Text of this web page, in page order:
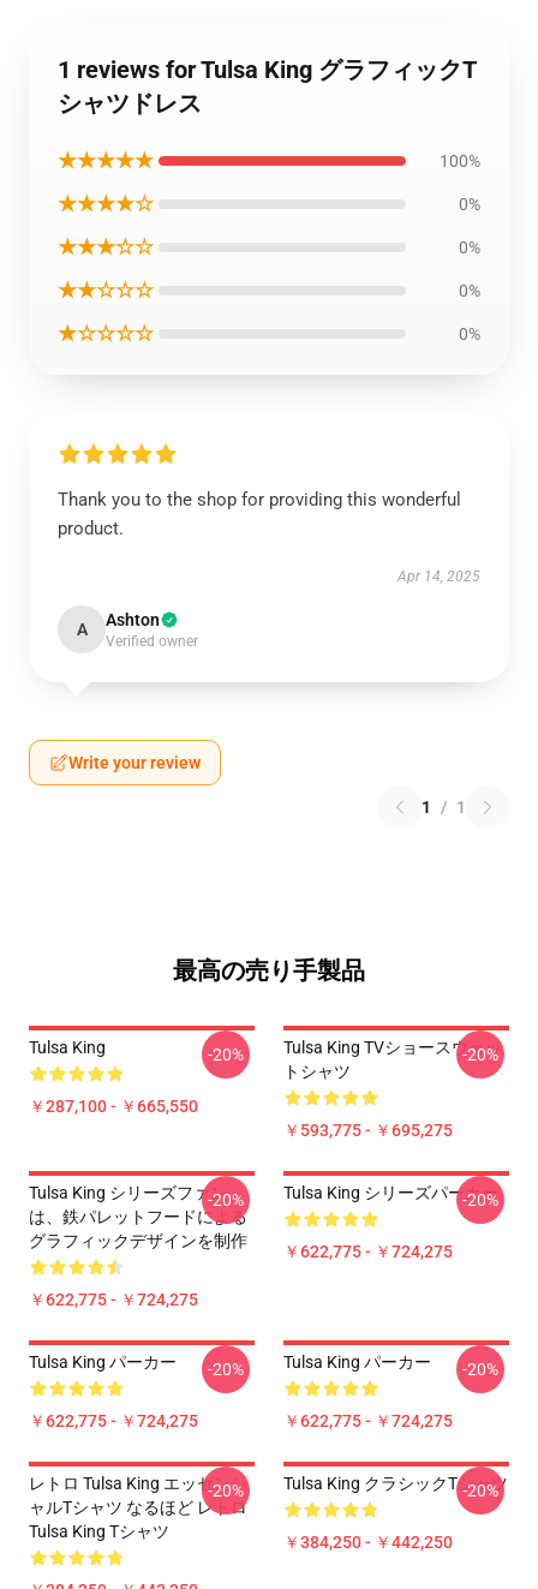
1 reviews for Tulsa King グラフィックT
シャツドレス
★★★★★ 100%
★★★★☆ 0%
★★★☆☆ 0%
★★☆☆☆ 0%
★☆☆☆☆ 0%
Thank you to the shop for providing this wonderful
product.
Apr 14, 2025
A Ashton
Verified owner
Write your review
1 / 1
最高の売り手製品
Tulsa King
￥287,100 - ￥665,550
-20%
Tulsa King TVショースウェッ
トシャツ
￥593,775 - ￥695,275
-20%
Tulsa King シリーズファン
は、鉄パレットフードによる
グラフィックデザインを制作
￥622,775 - ￥724,275
-20% Tulsa King シリーズパーカー
￥622,775 - ￥724,275
-20%
Tulsa King パーカー
￥622,775 - ￥724,275
-20% Tulsa King パーカー
￥622,775 - ￥724,275
-20%
レトロ Tulsa King エッセンシ
ャルTシャツ なるほど レトロ
Tulsa King Tシャツ
-20% Tulsa King クラシックTシャツ
￥384,250 - ￥442,250
-20%